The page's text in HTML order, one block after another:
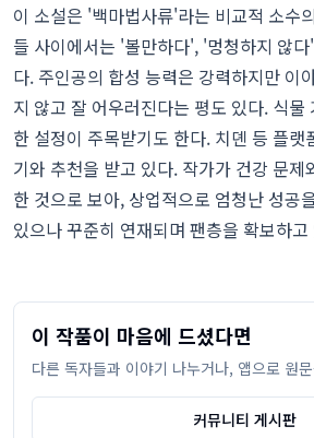
이 소설은 '백마법사류'라는 비교적 소수
들 사이에서는 '볼만하다', '멍청하지 않
다. 주인공의 합성 능력은 강력하지만 이
지 않고 잘 어우러진다는 평도 있다. 식물
한 설정이 주목받기도 한다. 치뎬 등 플랫
기와 추천을 받고 있다. 작가가 건강 문제
한 것으로 보아, 상업적으로 엄청난 성공
있으나 꾸준히 연재되며 팬층을 확보하
이 작품이 마음에 드셨다면
다른 독자들과 이야기 나누거나, 앱으로 원
커뮤니티 게시판